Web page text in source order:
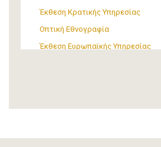
Τέχνη
Έκθεση Κρατικής Υπηρεσίας
Οπτική Εθνογραφία
Έκθεση Ευρωπαϊκής Υπηρεσίας